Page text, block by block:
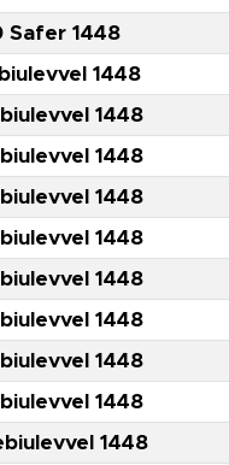
Safer 1448
1448
1448
1448
1448
1448
1448
1448
1448
1448
1448